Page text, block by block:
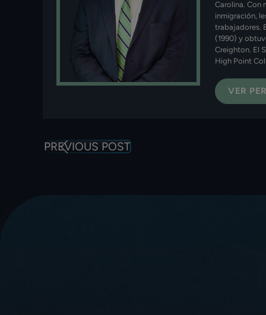
Carolina. Con
inmigración,
trabajadores.
(1990) y
Creighton. El
High Point
VER
PREVIOUS POST